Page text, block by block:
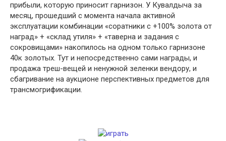
прибыли, которую приносит гарнизон. У Кувалдыча за
месяц, прошедший с момента начала активной
эксплуатации комбинации «соратники с +100% золота от
наград» + «склад утиля» + «таверна и задания с
сокровищами» накопилось на одном только гарнизоне
40к золотых. Тут и непосредственно сами награды, и
продажа треш-вещей и ненужной зеленки вендору, и
сбагривание на аукционе перспективных предметов для
трансмогрификации.